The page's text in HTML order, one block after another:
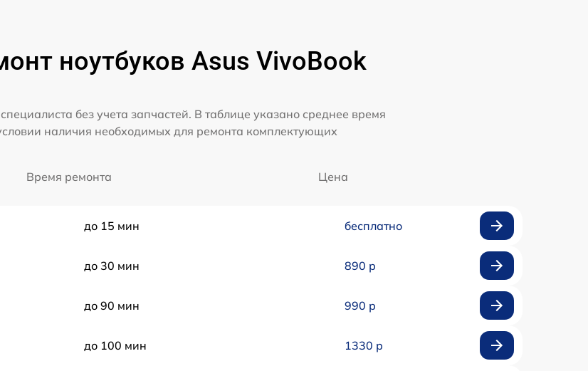
ноутбуков Asus VivoBook
без учета запчастей. В таблице указано среднее время
наличия необходимых для ремонта комплектующих
Время ремонта Цена
до 15 мин бесплатно
до 30 мин 890 р
до 90 мин 990 р
до 100 мин 1330 р